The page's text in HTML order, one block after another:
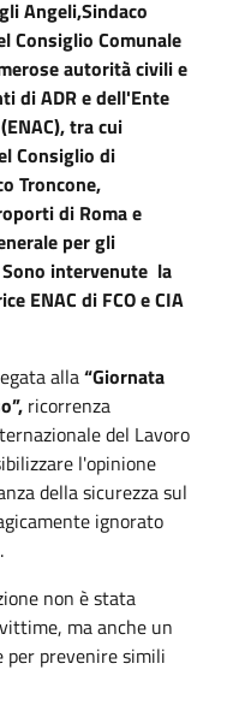
Angeli,Sindaco
Consiglio Comunale
autorità civili e
di ADR e dell'Ente
tra cui
Consiglio di
Troncone,
di Roma e
per gli
intervenute la
ENAC di FCO e CIA
alla“Giornata
ricorrenza
del Lavoro
l'opinione
della sicurezza sul
ignorato
non è stata
ma anche un
per prevenire simili